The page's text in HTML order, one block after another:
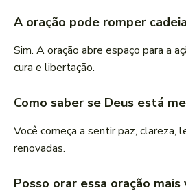
A oração pode romper
Sim. A oração abre espaço para a
cura e libertação.
Como saber se Deus está
Você começa a sentir paz, clareza,
renovadas.
Posso orar essa oração mais